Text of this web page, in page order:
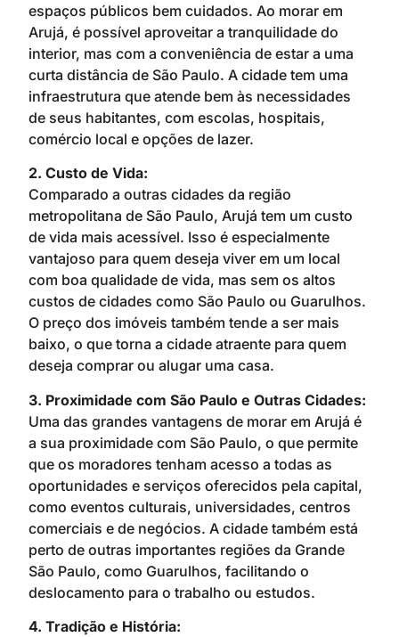
espaços públicos bem cuidados. Ao morar em
Arujá, é possível aproveitar a tranquilidade do
interior, mas com a conveniência de estar a uma
curta distância de São Paulo. A cidade tem uma
infraestrutura que atende bem às necessidades
de seus habitantes, com escolas, hospitais,
comércio local e opções de lazer.
2. Custo de Vida:
Comparado a outras cidades da região
metropolitana de São Paulo, Arujá tem um custo
de vida mais acessível. Isso é especialmente
vantajoso para quem deseja viver em um local
com boa qualidade de vida, mas sem os altos
custos de cidades como São Paulo ou Guarulhos.
O preço dos imóveis também tende a ser mais
baixo, o que torna a cidade atraente para quem
deseja comprar ou alugar uma casa.
3. Proximidade com São Paulo e Outras Cidades:
Uma das grandes vantagens de morar em Arujá é
a sua proximidade com São Paulo, o que permite
que os moradores tenham acesso a todas as
oportunidades e serviços oferecidos pela capital,
como eventos culturais, universidades, centros
comerciais e de negócios. A cidade também está
perto de outras importantes regiões da Grande
São Paulo, como Guarulhos, facilitando o
deslocamento para o trabalho ou estudos.
4. Tradição e História: